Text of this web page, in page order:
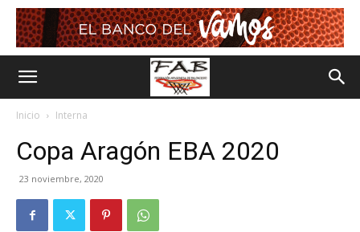
Inicio Interna
Copa Aragón EBA 2020
23 noviembre, 2020